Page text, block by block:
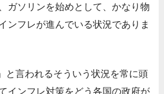
ガソリンを始めとして、かなり物
ンフレが進んでいる状況でありま
と言われるそういう状況を常に頭
インフレ対策をどう各国の政府が